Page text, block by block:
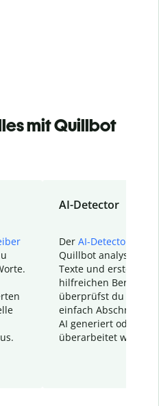
mit Quillbot
AI-Detector
Der AI-Detector
Quillbot analysiert
Texte und erstellt
hilfreichen Bericht.
überprüfst du
einfach Abschnitte,
AI generiert oder
überarbeitet wurden.